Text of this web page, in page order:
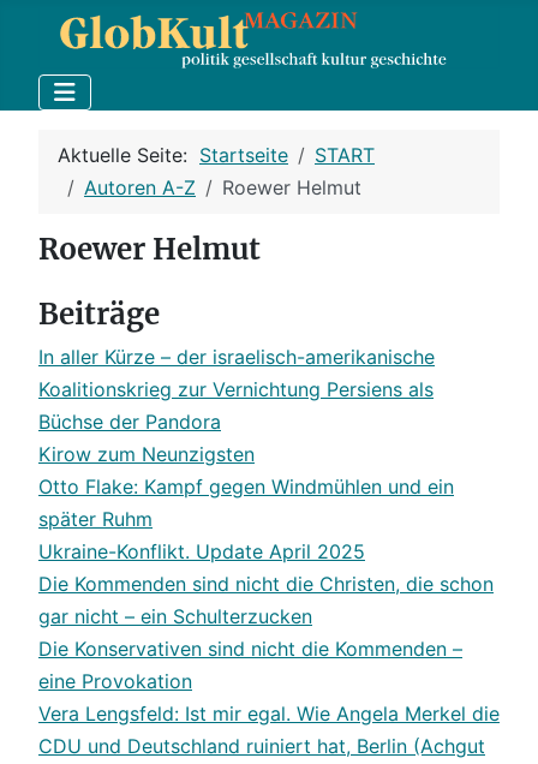
Aktuelle Seite: Startseite
START
Autoren A-Z
Roewer Helmut
Roewer Helmut
Beiträge
In aller Kürze – der israelisch-amerikanische
Koalitionskrieg zur Vernichtung Persiens als
Büchse der Pandora
Kirow zum Neunzigsten
Otto Flake: Kampf gegen Windmühlen und ein
später Ruhm
Ukraine-Konflikt. Update April 2025
Die Kommenden sind nicht die Christen, die schon
gar nicht – ein Schulterzucken
Die Konservativen sind nicht die Kommenden –
eine Provokation
Vera Lengsfeld: Ist mir egal. Wie Angela Merkel die
CDU und Deutschland ruiniert hat, Berlin (Achgut